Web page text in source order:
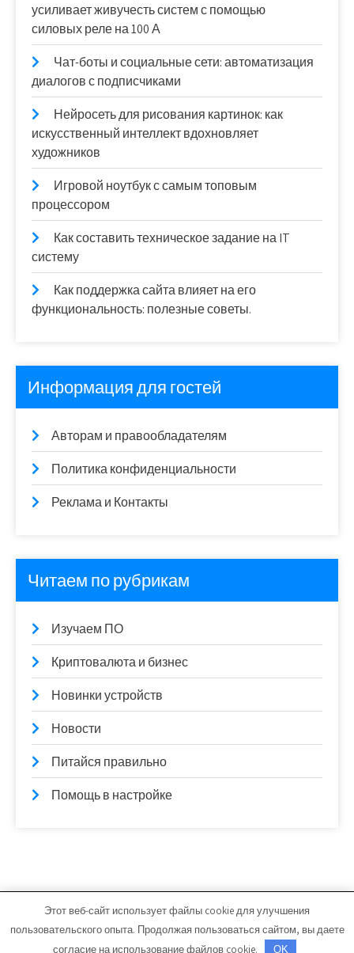
усиливает живучесть систем с помощью
силовых реле на 100 А
Чат-боты и социальные сети: автоматизация
диалогов с подписчиками
Нейросеть для рисования картинок: как
искусственный интеллект вдохновляет
художников
Игровой ноутбук с самым топовым
процессором
Как составить техническое задание на IT
систему
Как поддержка сайта влияет на его
функциональность: полезные советы.
Информация для гостей
Авторам и правообладателям
Политика конфиденциальности
Реклама и Контакты
Читаем по рубрикам
Изучаем ПО
Криптовалюта и бизнес
Новинки устройств
Новости
Питайся правильно
Помощь в настройке
egdshi.ru - Работает на WordPress
Тема от Grace Themes
Этот веб-сайт использует файлы cookie для улучшения
пользовательского опыта. Продолжая пользоваться сайтом, вы даете
согласие на использование файлов cookie.
OK